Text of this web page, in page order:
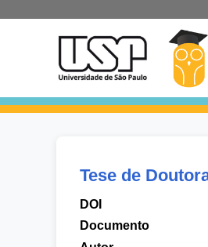
Tese de
DOI
Documento